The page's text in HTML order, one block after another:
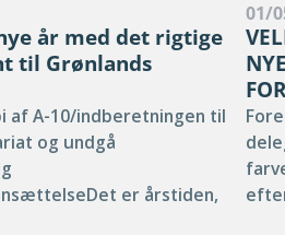
år med det rigtige
til Grønlands
af A-10/indberetningen til
og undgå
er årstiden,
01/